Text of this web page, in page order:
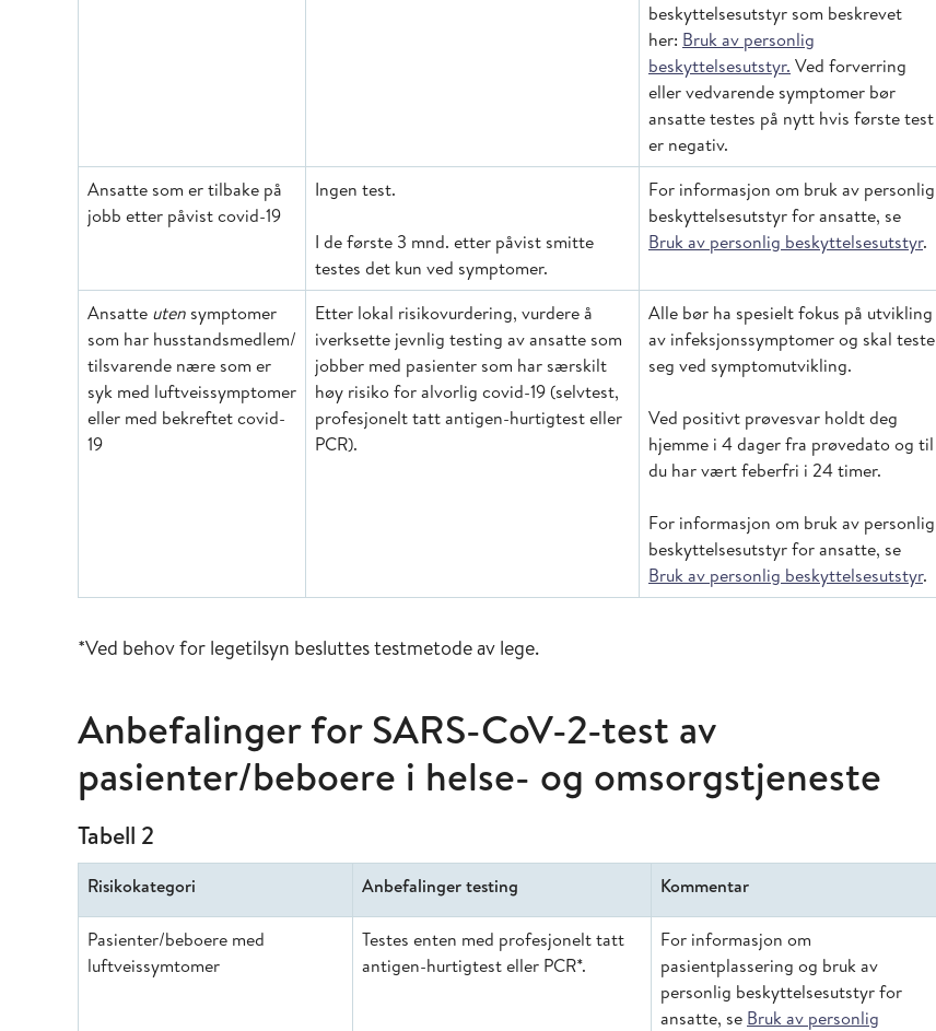
beskyttelsesutstyr som beskrevet
her: Bruk av personlig
beskyttelsesutstyr. Ved forverring
eller vedvarende symptomer bør
ansatte testes på nytt hvis første test
er negativ.
Ansatte som er tilbake på
jobb etter påvist covid-19
Ingen test.
I de første 3 mnd. etter påvist smitte
testes det kun ved symptomer.
For informasjon om bruk av personlig
beskyttelsesutstyr for ansatte, se
Bruk av personlig beskyttelsesutstyr.
Ansatte uten symptomer
som har husstandsmedlem/
tilsvarende nære som er
syk med luftveissymptomer
eller med bekreftet covid-
19
Etter lokal risikovurdering, vurdere å
iverksette jevnlig testing av ansatte som
jobber med pasienter som har særskilt
høy risiko for alvorlig covid-19 (selvtest,
profesjonelt tatt antigen-hurtigtest eller
PCR).
Alle bør ha spesielt fokus på utvikling
av infeksjonssymptomer og skal teste
seg ved symptomutvikling.
Ved positivt prøvesvar holdt deg
hjemme i 4 dager fra prøvedato og til
du har vært feberfri i 24 timer.
For informasjon om bruk av personlig
beskyttelsesutstyr for ansatte, se
Bruk av personlig beskyttelsesutstyr.
*Ved behov for legetilsyn besluttes testmetode av lege.
Anbefalinger for SARS-CoV-2-test av
pasienter/beboere i helse- og omsorgstjeneste
Tabell 2
Risikokategori Anbefalinger testing Kommentar
Pasienter/beboere med
luftveissymtomer
Testes enten med profesjonelt tatt
antigen-hurtigtest eller PCR*.
For informasjon om
pasientplassering og bruk av
personlig beskyttelsesutstyr for
ansatte, se Bruk av personlig